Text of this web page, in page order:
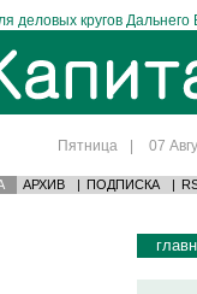
деловых кругов Дальнего
Пятница | 07
АРХИВ | ПОДПИСКА |